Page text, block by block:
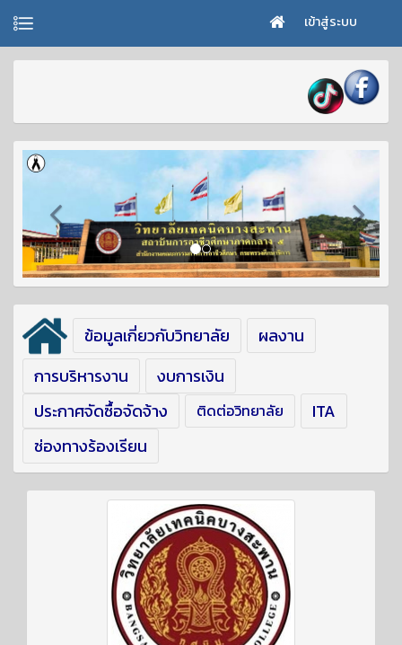
เข้าสู่ระบบ
ข้อมูลเกี่ยวกับวิทยาลัย
ผลงาน
การบริหารงาน
งบการเงิน
ประกาศจัดซื้อจัดจ้าง
ติดต่อวิทยาลัย
ITA
ช่องทางร้องเรียน